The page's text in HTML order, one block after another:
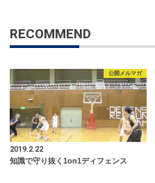
RECOMMEND
公開メルマガ
2019.2.22
知識で守り抜く1on1ディフェンス